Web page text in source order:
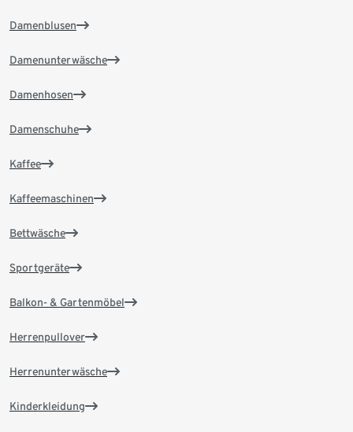
Damenblusen
Damenunterwäsche
Damenhosen
Damenschuhe
Kaffee
Kaffeemaschinen
Bettwäsche
Sportgeräte
Balkon- & Gartenmöbel
Herrenpullover
Herrenunterwäsche
Kinderkleidung